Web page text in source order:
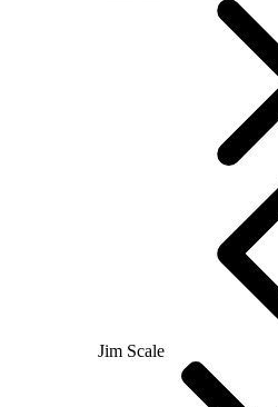
Jim Scale